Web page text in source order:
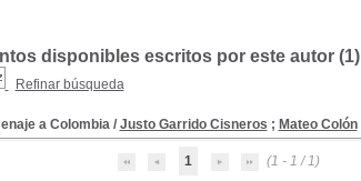
disponibles escritos por este autor (1)
Refinar búsqueda
a Colombia/ Justo Garrido Cisneros ; Mateo Colón
1 (1 - 1 / 1)